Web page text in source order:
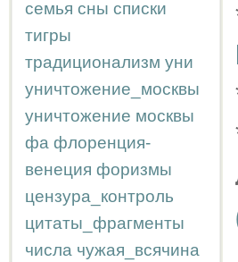
семья сны списки
тигры
традиционализм уни
уничтожение_москвы
уничтожение москвы
фа флоренция-
венеция форизмы
цензура_контроль
цитаты_фрагменты
числа чужая_всячина